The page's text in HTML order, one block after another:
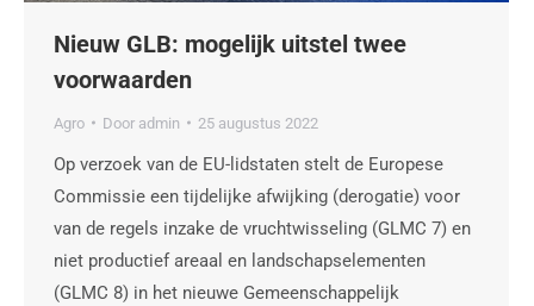
Nieuw GLB: mogelijk uitstel twee
voorwaarden
Agro Door admin 25 augustus 2022
Op verzoek van de EU-lidstaten stelt de Europese
Commissie een tijdelijke afwijking (derogatie) voor
van de regels inzake de vruchtwisseling (GLMC 7) en
niet productief areaal en landschapselementen
(GLMC 8) in het nieuwe Gemeenschappelijk